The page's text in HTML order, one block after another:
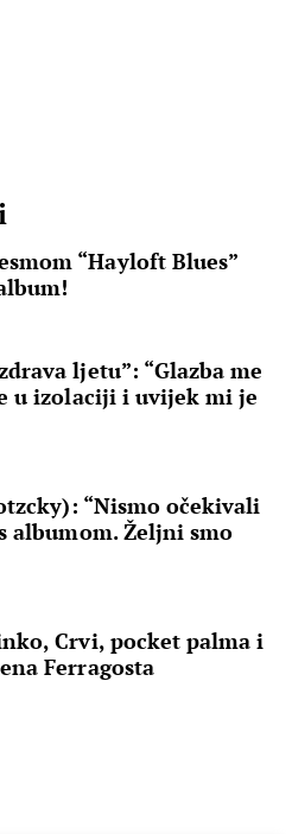
“Hayloft Blues”
ljetu”: “Glazba me
u izolaciji i uvijek mi je
“Nismo očekivali
albumom. Željni smo
Crvi, pocket palma i
Ferragosta